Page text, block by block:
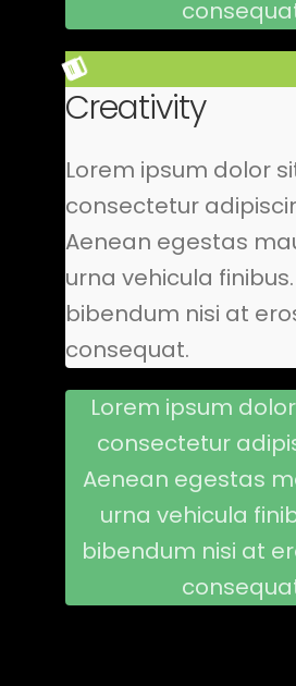
Creativity
Lorem ipsum dolor
consectetur
Aenean egestas
urna vehicula
bibendum nisi at
consequat.
Lorem ipsum
consectetur
Aenean egestas
urna vehicula
bibendum nisi at